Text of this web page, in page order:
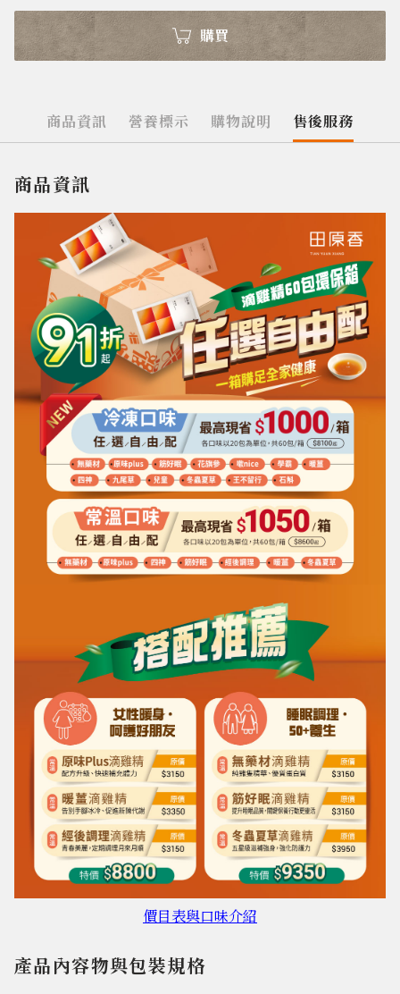
購買
商品資訊 營養標示 購物說明 售後服務
商品資訊
價目表與口味介紹
產品內容物與包裝規格